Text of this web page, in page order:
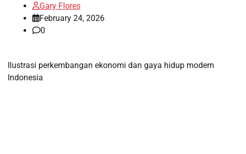
Gary Flores
February 24, 2026
0
Ilustrasi perkembangan ekonomi dan gaya hidup modern
Indonesia